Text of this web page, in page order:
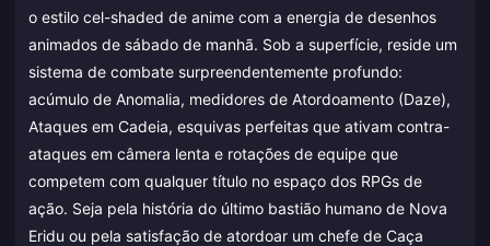
o estilo cel-shaded de anime com a energia de desenhos
animados de sábado de manhã. Sob a superfície, reside um
sistema de combate surpreendentemente profundo:
acúmulo de Anomalia, medidores de Atordoamento (Daze),
Ataques em Cadeia, esquivas perfeitas que ativam contra-
ataques em câmera lenta e rotações de equipe que
competem com qualquer título no espaço dos RPGs de
ação. Seja pela história do último bastião humano de Nova
Eridu ou pela satisfação de atordoar um chefe de Caça